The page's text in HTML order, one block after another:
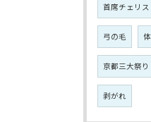
首席チェリス
弓の毛
京都三大祭り
剥がれ